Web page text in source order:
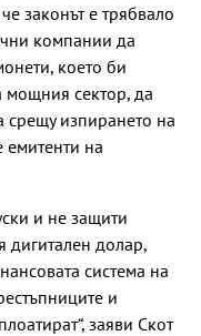
законът е трябвало
компании да
което би
мощния сектор, да
изпирането на
емитенти на
и не защити
дигитален долар,
система на
и
заяви Скот